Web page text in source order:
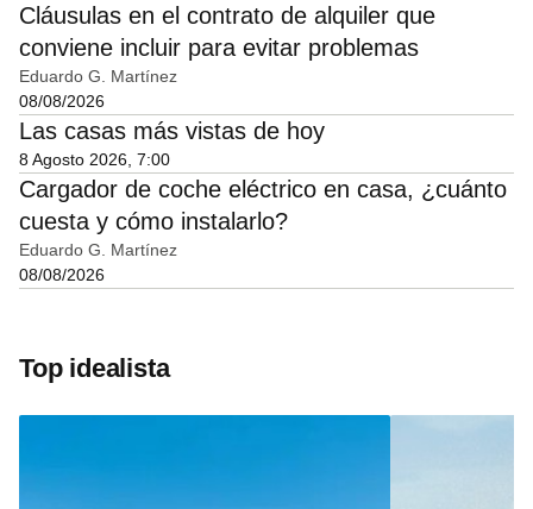
Cláusulas en el contrato de alquiler que
conviene incluir para evitar problemas
Eduardo G. Martínez
08/08/2026
Las casas más vistas de hoy
8 Agosto 2026, 7:00
Cargador de coche eléctrico en casa, ¿cuánto
cuesta y cómo instalarlo?
Eduardo G. Martínez
08/08/2026
Top idealista